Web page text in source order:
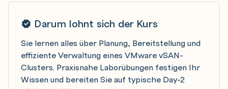
Darum lohnt sich der Kurs
Sie lernen alles über Planung, Bereitstellung und
effiziente Verwaltung eines VMware vSAN-
Clusters. Praxisnahe Laborübungen festigen Ihr
Wissen und bereiten Sie auf typische Day-2